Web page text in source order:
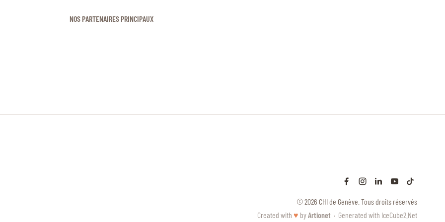
NOS PARTENAIRES PRINCIPAUX
© 2026 CHI de Genève. Tous droits réservés
Created with ♥ byArtionet · Generated with IceCube2.Net